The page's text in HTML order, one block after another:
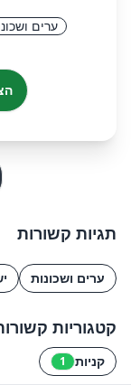
ערים
תגיות קשורות
ערים ושכונות
קטגוריות
קניות 1